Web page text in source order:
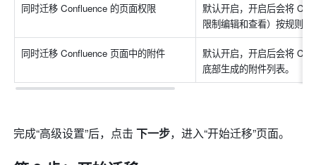
同时迁移 Confluence 的页面权限
默认开启，开启后会将
限制编辑和查看）按规则同
同时迁移 Confluence 页面中的附件
默认开启，开启后会将
底部生成的附件列表。
完成“高级设置”后，点击 下一步，进入“开始迁移”页面。